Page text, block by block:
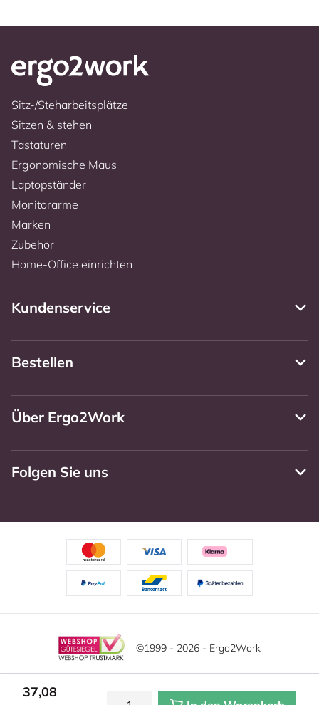
37,08
Sitz-/Steharbeitsplätze
Sitzen & stehen
Tastaturen
Ergonomische Maus
Laptopständer
Monitorarme
Marken
Zubehör
Home-Office einrichten
Kundenservice
Bestellen
Über Ergo2Work
Folgen Sie uns
©1999 - 2026 - Ergo2Work
Diese Website verwendet Cookies. Lesen Sie unsere